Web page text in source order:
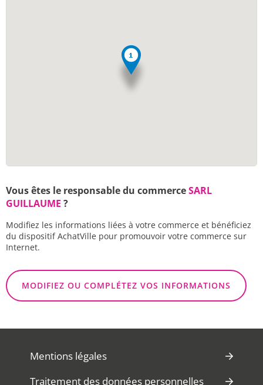
Vous êtes le responsable du commerceSARL
GUILLAUME ?
Modifiez les informations liées à votre commerce et bénéficiez
du dispositif AchatVille pour promouvoir votre commerce sur
Internet.
MODIFIEZ OU COMPLÉTEZ VOS INFORMATIONS
Mentions légales
Traitement des données personnelles